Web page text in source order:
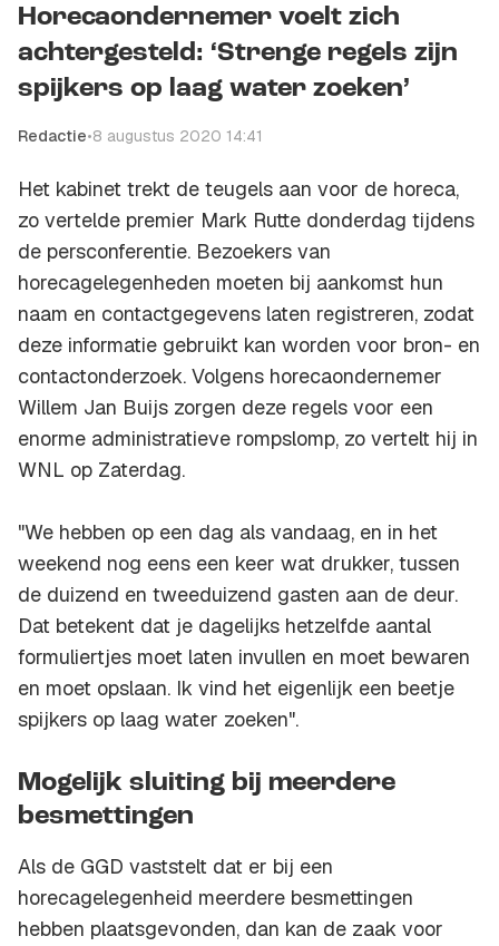
Kopieer link
Horecaondernemer voelt zich
achtergesteld: ‘Strenge regels zijn
spijkers op laag water zoeken’
Redactie•8 augustus 2020 14:41
Het kabinet trekt de teugels aan voor de horeca,
zo vertelde premier Mark Rutte donderdag tijdens
de persconferentie. Bezoekers van
horecagelegenheden moeten bij aankomst hun
naam en contactgegevens laten registreren, zodat
deze informatie gebruikt kan worden voor bron- en
contactonderzoek. Volgens horecaondernemer
Willem Jan Buijs zorgen deze regels voor een
enorme administratieve rompslomp, zo vertelt hij in
WNL op Zaterdag.
"We hebben op een dag als vandaag, en in het
weekend nog eens een keer wat drukker, tussen
de duizend en tweeduizend gasten aan de deur.
Dat betekent dat je dagelijks hetzelfde aantal
formuliertjes moet laten invullen en moet bewaren
en moet opslaan. Ik vind het eigenlijk een beetje
spijkers op laag water zoeken".
Mogelijk sluiting bij meerdere
besmettingen
Als de GGD vaststelt dat er bij een
horecagelegenheid meerdere besmettingen
hebben plaatsgevonden, dan kan de zaak voor